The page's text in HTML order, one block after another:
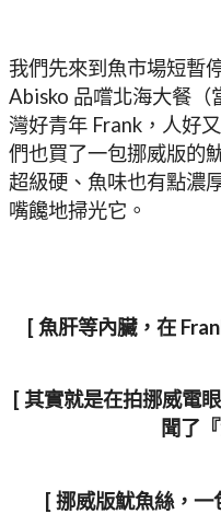
我們先來到魚市場短暫
Abisko 品嚐北海大餐（
灣好青年 Frank，人好
們也買了一包挪威版的
超級硬、魚味也有點濃
嘴饞地掃光它。
[ 魚肝等內臟，在
[ 其實就是在拍挪威電
聞了
[ 挪威版魷魚絲，